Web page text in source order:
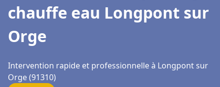
chauffe eau Longpont sur
Orge
Intervention rapide et professionnelle à Longpont sur
Orge (91310)